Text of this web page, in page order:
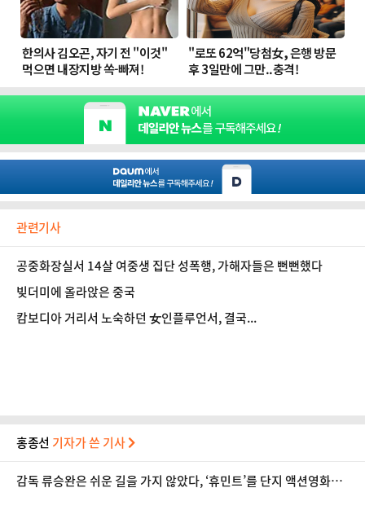
관련기사
공중화장실서 14살 여중생 집단 성폭행, 가해자들은 뻔뻔했다
빚더미에 올라앉은 중국
캄보디아 거리서 노숙하던 女인플루언서, 결국...
홍종선 기자가 쓴 기사
감독 류승완은 쉬운 길을 가지 않았다, ‘휴민트’를 단지 액션영화로